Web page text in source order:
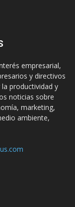
empresarial,
y directivos
productividad y
noticias sobre
marketing,
ambiente,